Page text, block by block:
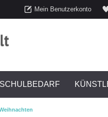
Mein Benutzerkonto
SCHULBEDARF